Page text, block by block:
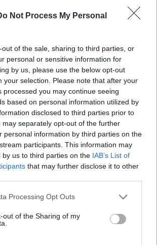
Not Process My Personal
out of the sale, sharing to third parties, or
personal or sensitive information for
by us, please use the below opt-out
your selection. Please note that after your
processed you may continue seeing
based on personal information utilized by
disclosed to third parties prior to
may separately opt-out of the further
personal information by third parties on the
participants. This information may
by us to third parties on the IAB’s List of
that may further disclose it to other
Processing Opt Outs
out of the Sharing of my
questa edizione?
«Ci siamo
delle belle partite, ci siamo
tantissimo il gruppo che